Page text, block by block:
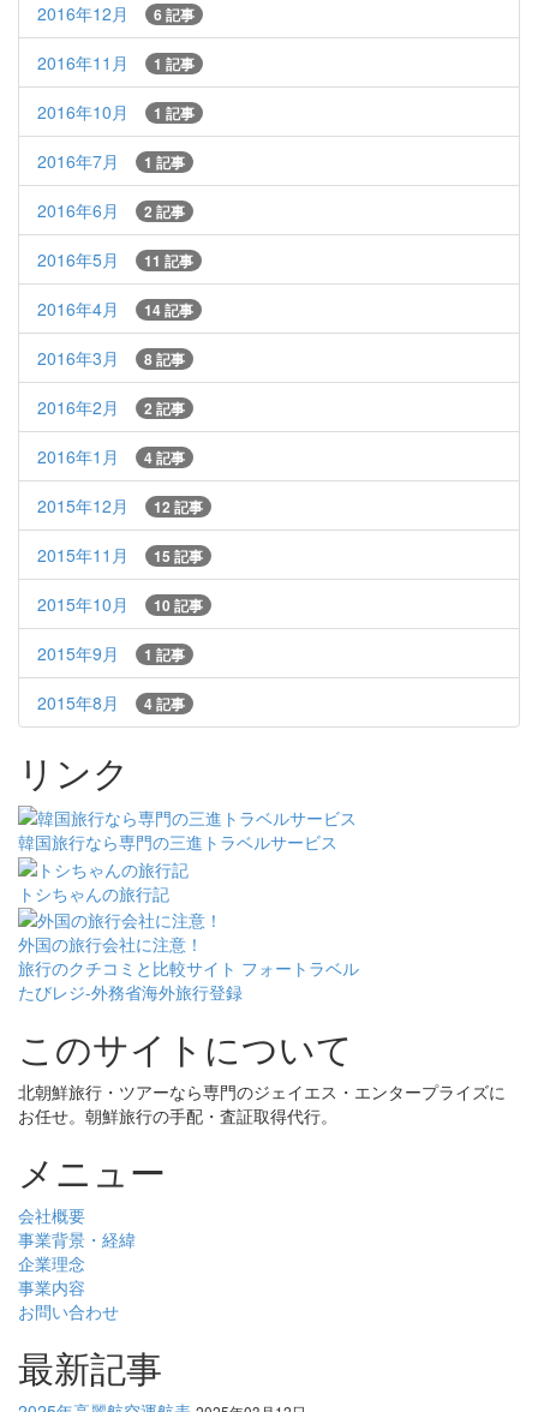
2016年12月 6 記事
2016年11月 1 記事
2016年10月 1 記事
2016年7月 1 記事
2016年6月 2 記事
2016年5月 11 記事
2016年4月 14 記事
2016年3月 8 記事
2016年2月 2 記事
2016年1月 4 記事
2015年12月 12 記事
2015年11月 15 記事
2015年10月 10 記事
2015年9月 1 記事
2015年8月 4 記事
リンク
韓国旅行なら専門の三進トラベルサービス
トシちゃんの旅行記
外国の旅行会社に注意！
旅行のクチコミと比較サイト フォートラベル
たびレジ-外務省海外旅行登録
このサイトについて
北朝鮮旅行・ツアーなら専門のジェイエス・エンタープライズに
お任せ。朝鮮旅行の手配・査証取得代行。
メニュー
会社概要
事業背景・経緯
企業理念
事業内容
お問い合わせ
最新記事